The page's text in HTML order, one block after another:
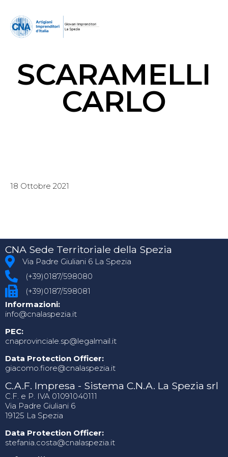
SCARAMELLI
CARLO
18 Ottobre 2021
CNA Sede Territoriale della Spezia
Via Padre Giuliani 6 La Spezia
(+39)0187/598080
(+39)0187/598081
Informazioni:
info@cnalaspezia.it
PEC:
cnaprovinciale.sp@legalmail.it
Data Protection Officer:
giacomo.fiore@cnalaspezia.it
C.A.F. Impresa - Sistema C.N.A. La Spezia srl
C.F. e P. IVA 01091040111
Via Padre Giuliani 6
19125 La Spezia
Data Protection Officer:
stefania.costa@cnalaspezia.it